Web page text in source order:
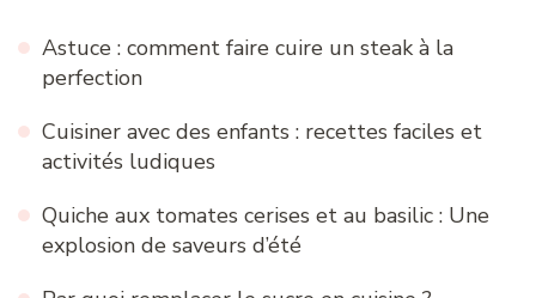
Astuce : comment faire cuire un steak à la
perfection
Cuisiner avec des enfants : recettes faciles et
activités ludiques
Quiche aux tomates cerises et au basilic : Une
explosion de saveurs d’été